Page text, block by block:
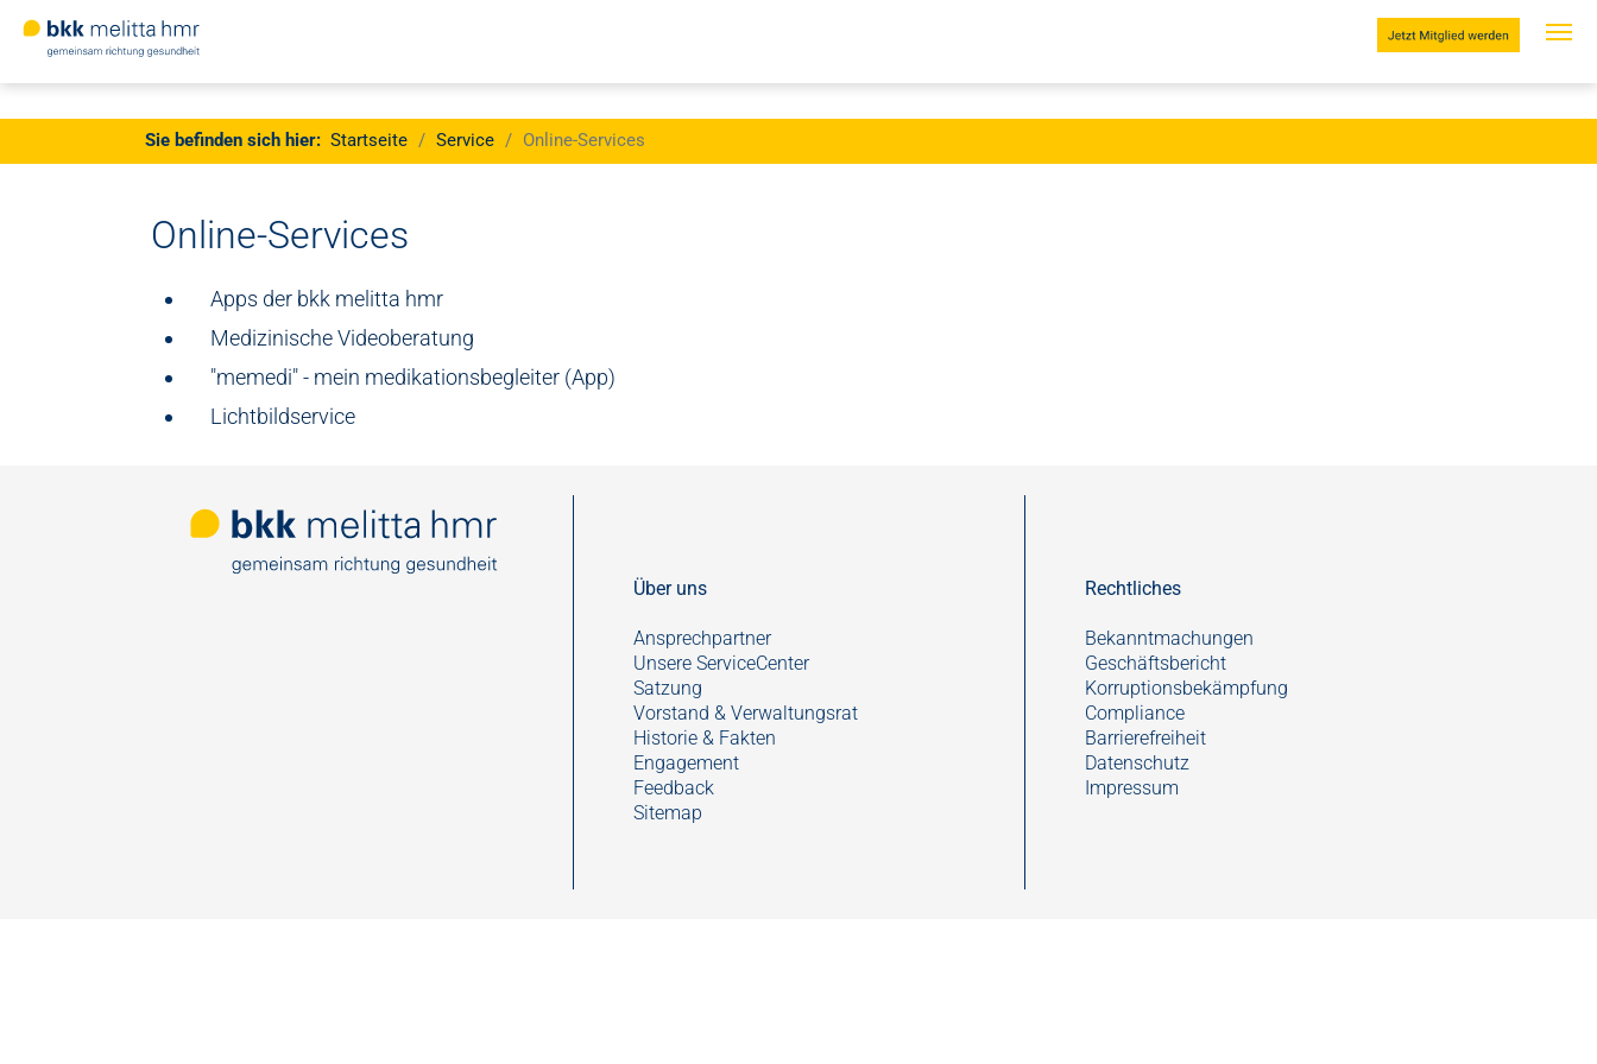
Zum Hauptinhalt springen
Jetzt
Mitglied
werden
Sie sind hier:
Sie befinden sich hier: Startseite Service Online-Services
Online-Services
Apps der bkk melitta hmr
Medizinische Videoberatung
"memedi" - mein medikationsbegleiter (App)
Lichtbildservice
Über uns
Ansprechpartner
Unsere ServiceCenter
Satzung
Vorstand & Verwaltungsrat
Historie & Fakten
Engagement
Feedback
Sitemap
Rechtliches
Bekanntmachungen
Geschäftsbericht
Korruptionsbekämpfung
Compliance
Barrierefreiheit
Datenschutz
Impressum